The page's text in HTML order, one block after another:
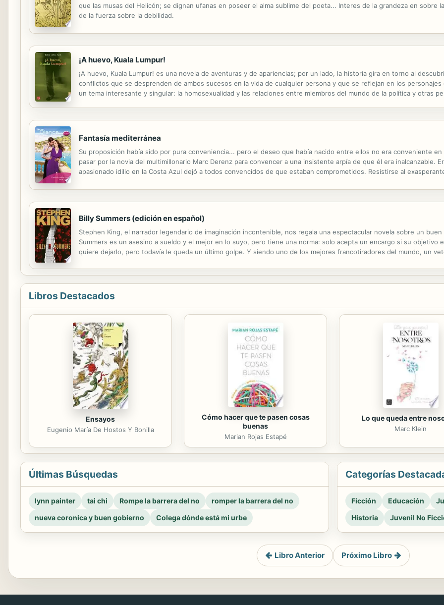
que las musas del Helicón; se dignan ufanas en poseer el alma sublime del poeta... Interes de la grandeza en sobre
de la fuerza sobre la debilidad.
¡A huevo, Kuala Lumpur!
¡A huevo, Kuala Lumpur! es una novela de aventuras y de apariencias; por un lado, la historia gira en torno al
conflictos que se desprenden de ambos sucesos en la vida de cualquier persona y que se reflejan en los
un tema interesante y singular: la homosexualidad y las relaciones entre miembros del mundo de la política y otras
Fantasía mediterránea
Su proposición había sido por pura conveniencia... pero el deseo que había nacido entre ellos no era conveniente
pasar por la novia del multimillonario Marc Derenz para convencer a una insistente arpía de que él era inalcanzable.
apasionado idilio en la Costa Azul dejó a todos convencidos de que estaban comprometidos. Resistirse al
Billy Summers (edición en español)
Stephen King, el narrador legendario de imaginación incontenible, nos regala una espectacular novela sobre un
Summers es un asesino a sueldo y el mejor en lo suyo, pero tiene una norma: solo acepta un encargo si su objetivo
quiere dejarlo, pero todavía le queda un último golpe. Y siendo uno de los mejores francotiradores del mundo, un
Libros Destacados
Ensayos
Eugenio María De Hostos Y Bonilla
Cómo hacer que te pasen cosas
buenas
Marian Rojas Estapé
Lo que queda entre
Marc Klein
Últimas Búsquedas
lynn painter tai chi Rompe la barrera del no
romper la barrera del no
nueva coronica y buen gobierno
Colega dónde está mi urbe
Categorías
Ficción Educación
Historia
Juvenil No
Libro Anterior Próximo Libro